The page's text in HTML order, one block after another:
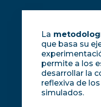
La
que basa su
permite a los
desarrollar la
reflexiva de
simulados.